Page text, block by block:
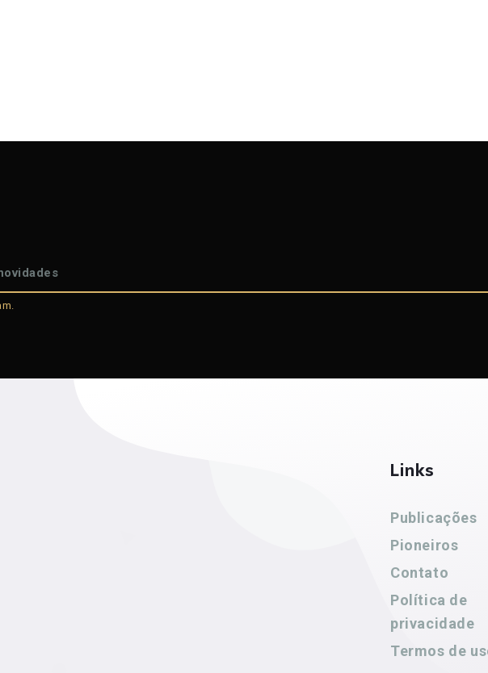
Links
Publicações
Pioneiros
Contato
Política de
privacidade
Termos de